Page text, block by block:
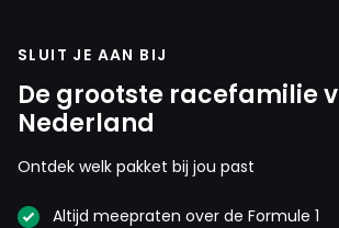
SLUIT JE AAN BIJ
De grootste racefamilie
Nederland
Ontdek welk pakket bij jou past
Altijd meepraten over de Formule 1